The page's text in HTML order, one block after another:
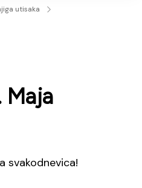
utisaka
Maja
svakodnevica!